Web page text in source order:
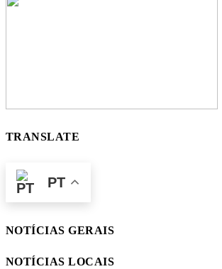
TRANSLATE
PT
NOTÍCIAS GERAIS
NOTÍCIAS LOCAIS